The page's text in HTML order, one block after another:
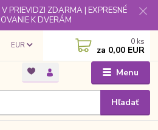
PRIEVIDZI ZDARMA | EXPRESNÉ
K DVERÁM
Menu
EUR
Hľadať
0 ks
za 0,00 EUR